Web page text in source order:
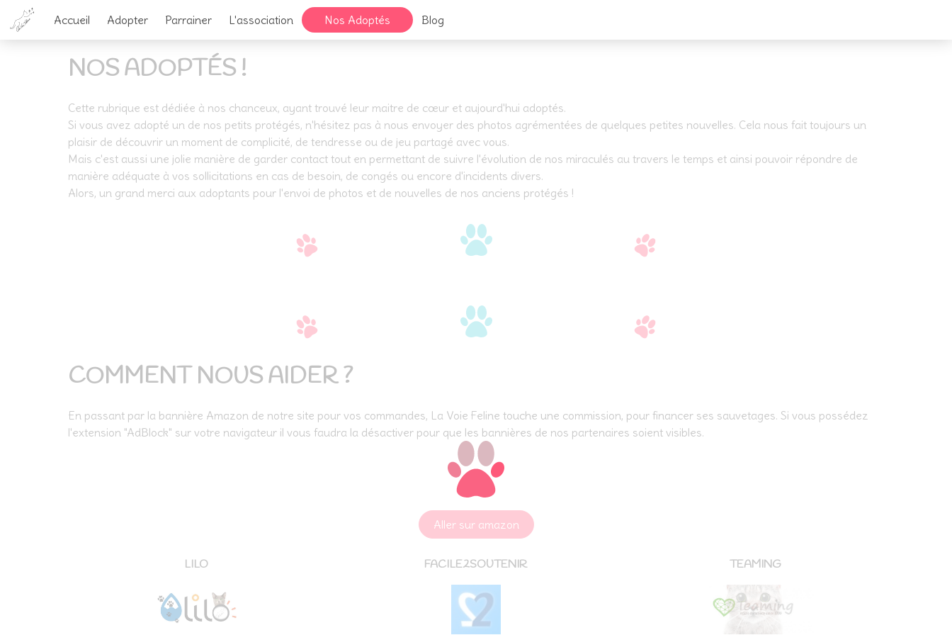
Accueil Adopter Parrainer L'association Nos Adoptés Blog
NOS ADOPTÉS !
Cette rubrique est dédiée à nos chanceux, ayant trouvé leur maitre de cœur et aujourd'hui adoptés.
Si vous avez adopté un de nos petits protégés, n'hésitez pas à nous envoyer des photos agrémentées de quelques petites nouvelles. Cela nous fait toujours un
plaisir de découvrir un moment de complicité, de tendresse ou de jeu partagé avec vous.
Mais c'est aussi une jolie manière de garder contact tout en permettant de suivre l'évolution de nos miraculés au travers le temps et ainsi pouvoir répondre de
manière adéquate à vos sollicitations en cas de besoin, de congés ou encore d'incidents divers.
Alors, un grand merci aux adoptants pour l'envoi de photos et de nouvelles de nos anciens protégés !
COMMENT NOUS AIDER ?
En passant par la bannière Amazon de notre site pour vos commandes, La Voie Feline touche une commission, pour financer ses sauvetages. Si vous possédez
l'extension "AdBlock" sur votre navigateur il vous faudra la désactiver pour que les bannières de nos partenaires soient visibles.
Aller sur amazon
LILO FACILE2SOUTENIR TEAMING